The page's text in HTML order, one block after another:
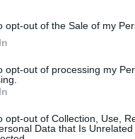
opt-out of the Sale of my
opt-out of processing my
opt-out of Collection, Use,
Data that Is